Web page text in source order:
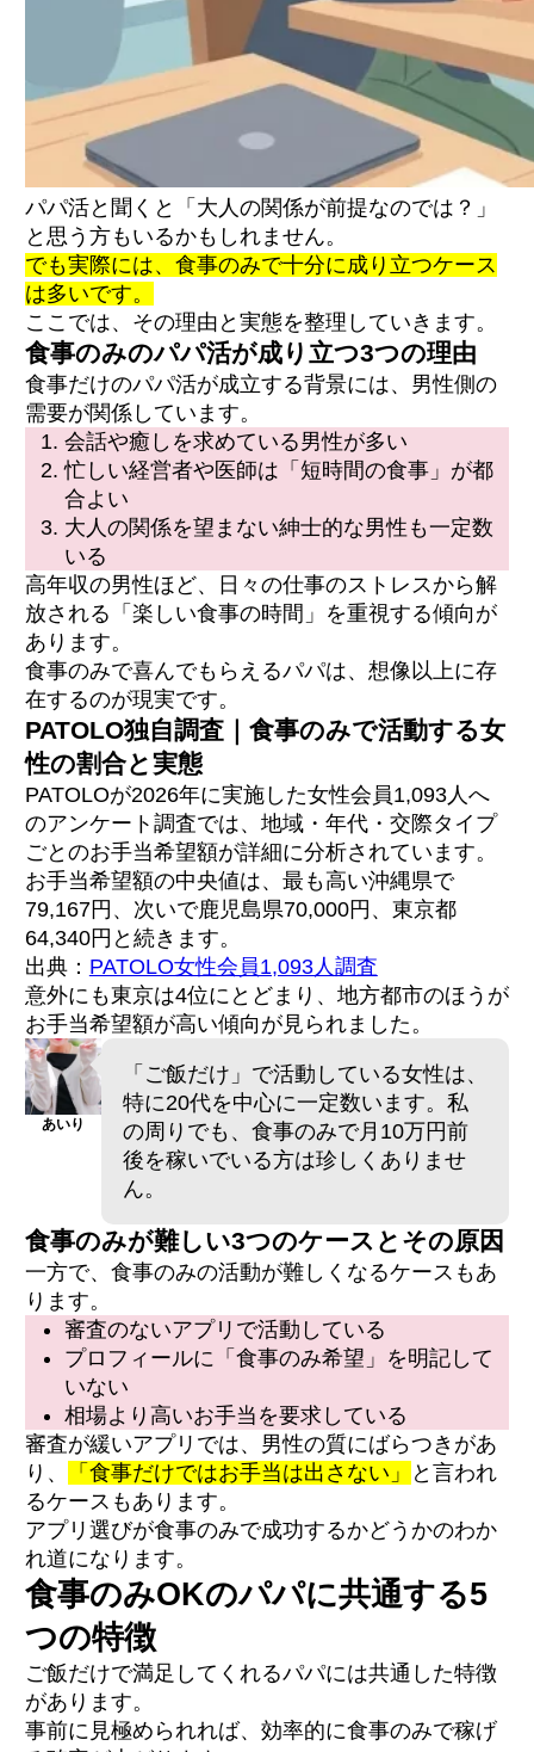
マッチング直後の最初のメッセージ例文（3パ
ターン）
食事のみ希望を自然に伝える例文（2パター
顔合わせ後のお礼メッセージ例文（リピート
率UP）
登録からエージェント面談までの流れ
プロフィール写真で第一印象を上げるコツ
プロフィール文の書き方（食事のみを伝える
例文付き）
マッチング後のメッセージと初回顔合わせ
会話力を磨いてリピーターを増やす
清潔感のある服装と食事マナー
複数の定期パパを持つ
アフターフォロー（お礼メッセージ）を欠か
さない
無理な条件交渉をしない
ランチデートを積極的に提案する
自分の希望を最初に伝える勇気を持つ
大人の関係を迫られた場合の断り方
お手当を受け取るタイミング
個人情報の管理と身バレ対策
食事中の写真撮影と店舗選びのリスク管理
エピソード①：初回顔合わせで1万円＋交通費
を獲得
エピソード②：定期パパ2人で月10万円を達成
するまで
エピソード③：他アプリでトラブル
→PATOLO乗り換え後の安心感
Q1. ご飯だけで本当にお手当はもらえます
か？
Q2. 食事のみ希望と伝えてマッチングしにく
Q3. PATOLOの女性側の料金はいくらですか？
Q4. 顔合わせの交通費はいつもらえますか？
Q5. 他のパパ活アプリとPATOLOの違いは何で
すか？
Q6. パパ活の食事デートではどんなお店に行
くことが多いですか？
Q7. 食事のみのパパ活はどれくらいの期間続
Q8. 食事のみのパパ活は副業バレしません
か？
Q9. 食事のみのパパ活は何歳から何歳まで続
パパ活と聞くと「大人の関係が前提なのでは？」
と思う方もいるかもしれません。
でも実際には、食事のみで十分に成り立つケース
は多いです。
ここでは、その理由と実態を整理していきます。
食事のみのパパ活が成り立つ3つの理由
食事だけのパパ活が成立する背景には、男性側の
需要が関係しています。
会話や癒しを求めている男性が多い
忙しい経営者や医師は「短時間の食事」が都
合よい
大人の関係を望まない紳士的な男性も一定数
いる
高年収の男性ほど、日々の仕事のストレスから解
放される「楽しい食事の時間」を重視する傾向が
あります。
食事のみで喜んでもらえるパパは、想像以上に存
在するのが現実です。
PATOLO独自調査｜食事のみで活動する女
性の割合と実態
PATOLOが2026年に実施した女性会員1,093人へ
のアンケート調査では、地域・年代・交際タイプ
ごとのお手当希望額が詳細に分析されています。
お手当希望額の中央値は、最も高い沖縄県で
79,167円、次いで鹿児島県70,000円、東京都
64,340円と続きます。
出典： PATOLO女性会員1,093人調査
意外にも東京は4位にとどまり、地方都市のほうが
お手当希望額が高い傾向が見られました。
あいり
「ご飯だけ」で活動している女性は、
特に20代を中心に一定数います。私
の周りでも、食事のみで月10万円前
後を稼いでいる方は珍しくありませ
ん。
食事のみが難しい3つのケースとその原因
一方で、食事のみの活動が難しくなるケースもあ
ります。
審査のないアプリで活動している
プロフィールに「食事のみ希望」を明記して
いない
相場より高いお手当を要求している
審査が緩いアプリでは、男性の質にばらつきがあ
り、
「食事だけではお手当は出さない」
と言われ
るケースもあります。
アプリ選びが食事のみで成功するかどうかのわか
れ道になります。
食事のみOKのパパに共通する5
つの特徴
ご飯だけで満足してくれるパパには共通した特徴
があります。
事前に見極められれば、効率的に食事のみで稼げ